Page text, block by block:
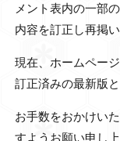
メント表内の一部
内容を訂正し再掲い
現在、ホームペー
訂正済みの最新版
お手数をおかけい
すようお願い申し上